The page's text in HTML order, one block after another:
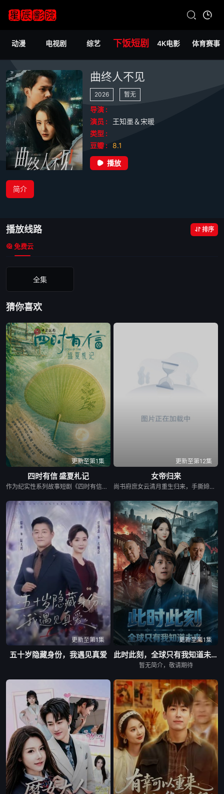
动漫 电视剧 综艺 下饭短剧 4K电影 体育赛事
曲终人不见
2026 暂无
导演 :
演员 :
王知墨＆宋暖
类型 :
豆瓣 :
8.1
播放
简介
播放线路 排序
免费云
全集
猜你喜欢
更新至第1集
四时有信 盛夏札记
作为纪实性系列故事短剧《四时有信》的第一篇章，《盛夏札记》以“信任、承诺与文化认同”为内核，透过福清侨批、新会葵扇、隆昌夏布三项与夏季紧密相关的传统技艺和文化遗存，讲述中国人血脉深处关于信义与温情的动人故事。
更新至第12集
女帝归来
尚书府庶女云清月重生归来，手撕媂姐媂母洗刷前世屈辱，结识摄政王萧寒渊。她身为前朝遗孤，执掌凰影卫，闯宫廷斗权贵，赴边关平定异族战乱，于朝堂肃清奸佞整顿朝纲。历经权谋厮杀，生死相守望，她放下前朝执念守护苍生，最终登顶帝位，与萧寒渊相守共治天下。
更新至第1集
五十岁隐藏身份，我遇见真爱
更新至第1集
此时此刻，全球只有我知道未来
暂无简介，敬请期待